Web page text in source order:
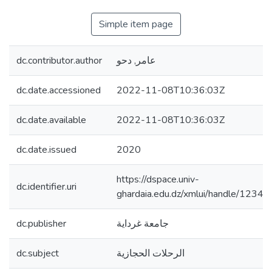
Simple item page
dc.contributor.author عامر, دحو
dc.date.accessioned 2022-11-08T10:36:03Z
dc.date.available 2022-11-08T10:36:03Z
dc.date.issued 2020
dc.identifier.uri
https://dspace.univ-
ghardaia.edu.dz/xmlui/handle/
dc.publisher جامعة غرداية
dc.subject الرحلات الحجازية